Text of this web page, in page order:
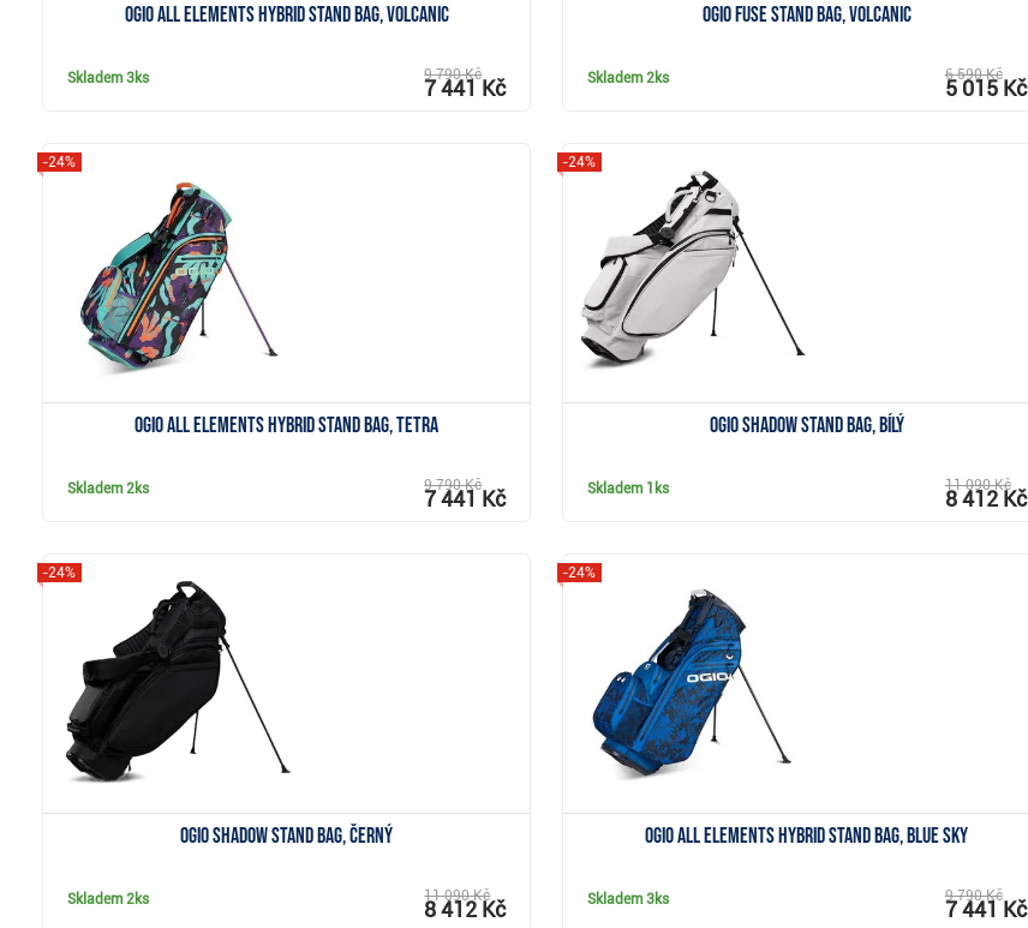
Ogio All Elements Hybrid stand bag, volcanic
Skladem3ks 9 790 Kč
7 441 Kč
Ogio Fuse stand bag, volcanic
Skladem2ks 6 590 Kč
5 015 Kč
Ogio All Elements Hybrid stand bag, tetra
-24%
Skladem2ks 9 790 Kč
7 441 Kč
Ogio Shadow stand bag, bílý
-24%
Skladem 1ks 11 090 Kč
8 412 Kč
Ogio Shadow stand bag, černý
-24%
Skladem2ks 11 090 Kč
8 412 Kč
Ogio All Elements Hybrid stand bag, blue sky
-24%
Skladem3ks 9 790 Kč
7 441 Kč